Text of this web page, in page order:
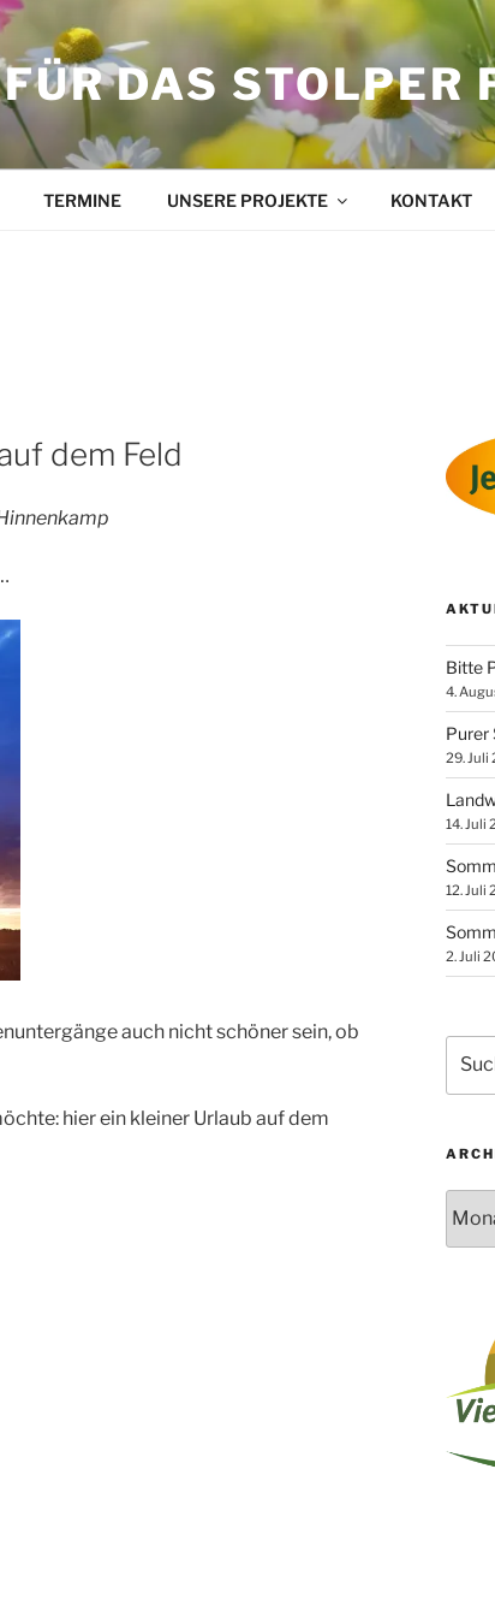
DAS STOLPER
TERMINE UNSERE PROJEKTE KONTAKT
dem Feld
auch nicht schöner sein, ob
hier ein kleiner Urlaub auf dem
Bitte
4.
Purer
29. Juli
14. Juli
12. Juli
2. Juli
nach: